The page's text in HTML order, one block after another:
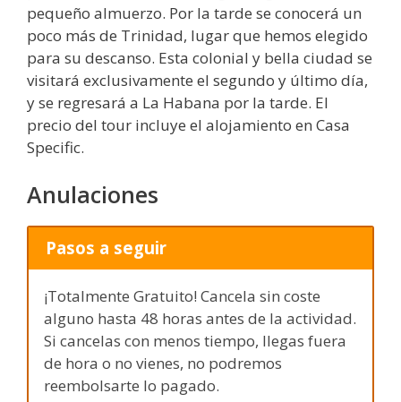
pequeño almuerzo. Por la tarde se conocerá un
poco más de Trinidad, lugar que hemos elegido
para su descanso. Esta colonial y bella ciudad se
visitará exclusivamente el segundo y último día,
y se regresará a La Habana por la tarde. El
precio del tour incluye el alojamiento en Casa
Specific.
Anulaciones
Pasos a seguir
¡Totalmente Gratuito! Cancela sin coste
alguno hasta 48 horas antes de la actividad.
Si cancelas con menos tiempo, llegas fuera
de hora o no vienes, no podremos
reembolsarte lo pagado.